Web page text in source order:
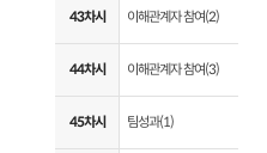
43차시 이해관계자 참여(2)
44차시 이해관계자 참여(3)
45차시 팀성과(1)